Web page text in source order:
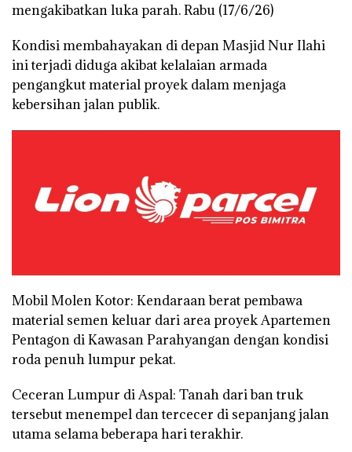
mengakibatkan luka parah. Rabu (17/6/26)
Kondisi membahayakan di depan Masjid Nur Ilahi
ini terjadi diduga akibat kelalaian armada
pengangkut material proyek dalam menjaga
kebersihan jalan publik.
Mobil Molen Kotor: Kendaraan berat pembawa
material semen keluar dari area proyek Apartemen
Pentagon di Kawasan Parahyangan dengan kondisi
roda penuh lumpur pekat.
Ceceran Lumpur di Aspal: Tanah dari ban truk
tersebut menempel dan tercecer di sepanjang jalan
utama selama beberapa hari terakhir.